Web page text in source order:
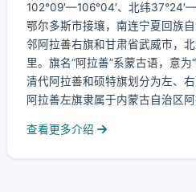
102°09′—106°04′、北纬
鄂尔多斯市接壤，南连宁夏回族
邻阿拉善右旗和甘肃省武威市，
里。旗名“阿拉善”系蒙古语，意为
清代阿拉善和硕特旗划分为左、右
阿拉善左旗隶属于内蒙古自治区
查看更多介绍